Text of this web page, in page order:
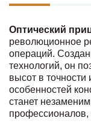
Оптический
революционное
операций.
технологий, он
высот в точности
особенностей
станет
профессионалов,